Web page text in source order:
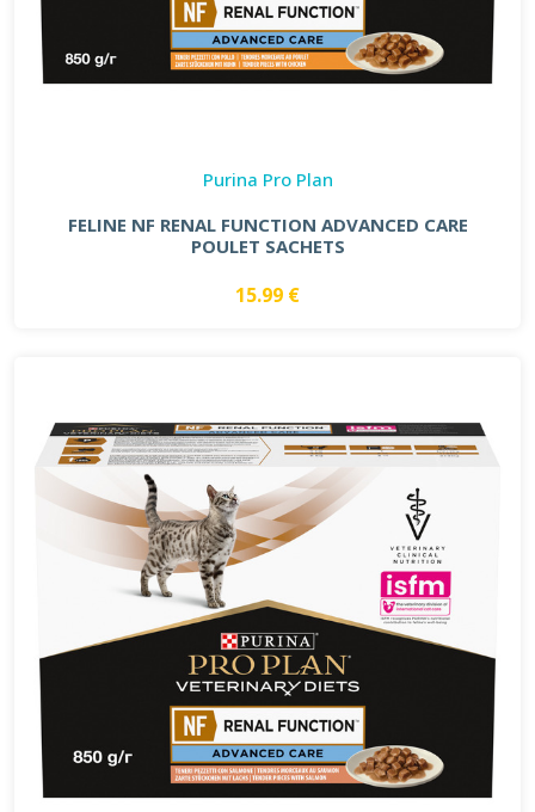
Purina Pro Plan
FELINE NF RENAL FUNCTION ADVANCED CARE
POULET SACHETS
15.99 €